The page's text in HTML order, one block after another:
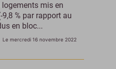
mis en
% par rapport au
en bloc...
Le mercredi 16 novembre 2022